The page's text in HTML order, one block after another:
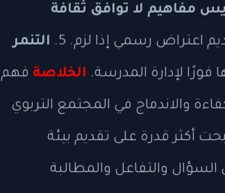
مفاهيم لا توافق ثقافة
اعتراض رسمي إذا لزم. 5. التنمر
لإدارة المدرسة. الخلاصة فهم
والاندماج في المجتمع التربوي
أكثر قدرة على تقديم بيئة
والتفاعل والمطالبة